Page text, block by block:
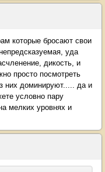
которые бросают свои
уда
дикость, и
просто посмотреть
них доминируют..... да и
условно пару
мелких уровнях и